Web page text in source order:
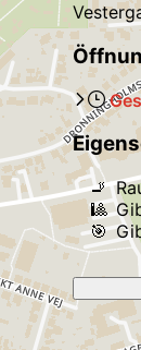
🚬
🎱
🎯